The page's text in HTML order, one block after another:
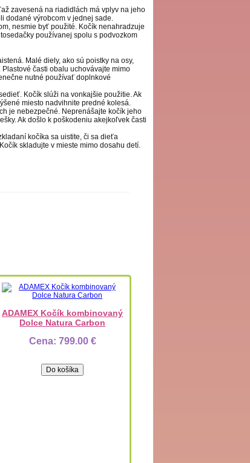
zavesená na riadidlách má vplyv na jeho
dodané výrobcom v jednej sade.
nesmie byť použité. Kočík nenahradzuje
používanej spolu s podvozkom
Malé diely, ako sú poistky na osy,
časti obalu uchovávajte mimo
nutné používať doplnkové
Kočík slúži na vonkajšie použitie. Ak
miesto nadvihnite predné kolesá.
je nebezpečné. Neprenášajte kočík jeho
Ak došlo k poškodeniu akejkoľvek časti
kočíka sa uistite, či sa dieťa
skladujte v mieste mimo dosahu detí.
ADAMEX Kočík kombinovaný
Dolce Natura Carbon
Cena: 799.00 €